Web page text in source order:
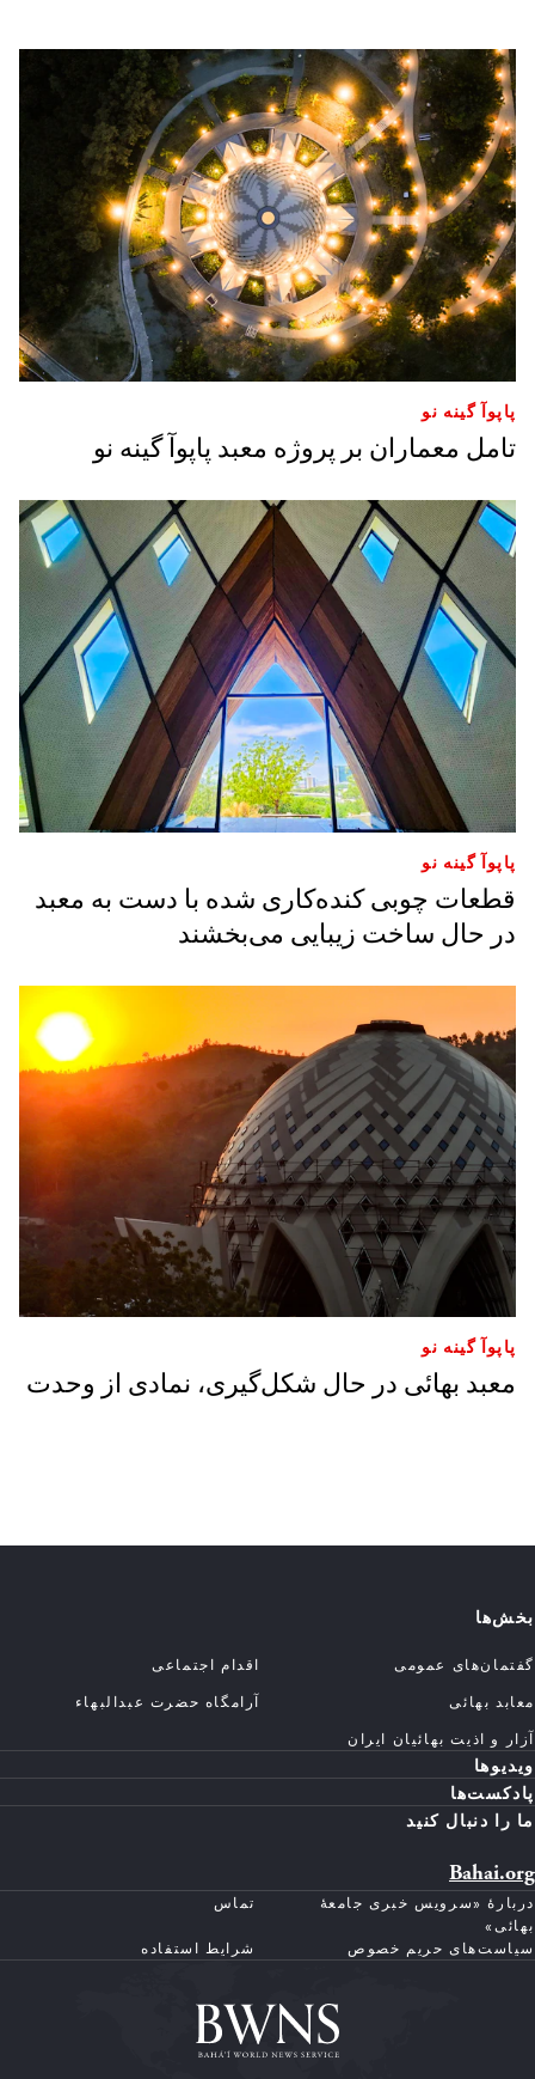
پاپوآ گینه نو
تامل معماران بر پروژه معبد پاپوآ گینه نو
پاپوآ گینه نو
قطعات چوبی کنده‌کاری شده با دست به معبد
در حال ساخت زیبایی می‌بخشند
پاپوآ گینه نو
معبد بهائی در حال شکل‌گیری، نمادی از وحدت
بخش‌ها
گفتمان‌های عمومی
اقدام اجتماعی
معابد بهائی
آرامگاه حضرت عبدالبهاء
آزار و اذیت بهائیان ایران
ویدیوها
پادکست‌ها
ما را دنبال کنید
Bahai.org
دربارهٔ «سرویس خبری جامعهٔ
بهائی»
تماس
سیاست‌های حریم خصوص شرایط استفاده